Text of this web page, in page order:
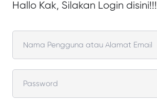
Hallo Kak, Silakan Login disini!!!